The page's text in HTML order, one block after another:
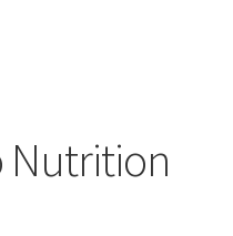
Nutrition